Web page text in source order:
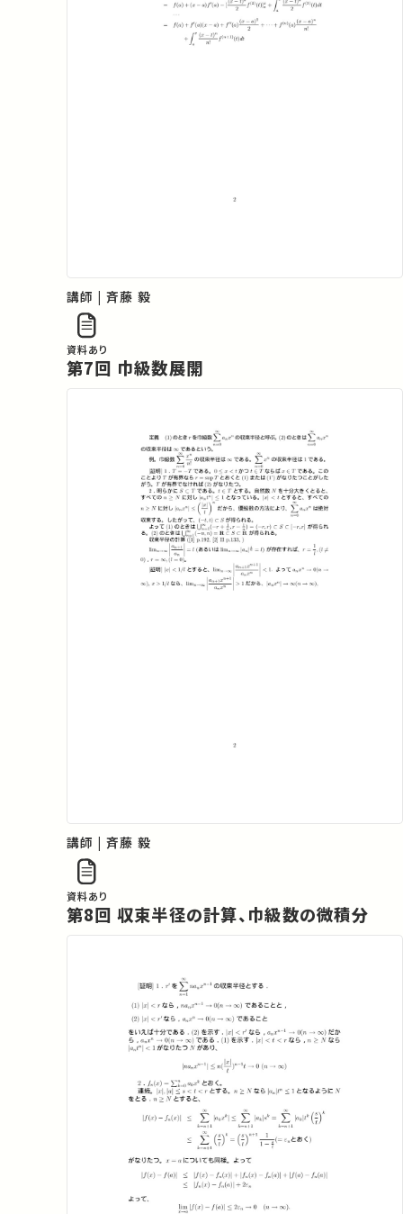
講師 | 斉藤 毅
資料あり
第7回 巾級数展開
講師 | 斉藤 毅
資料あり
第8回 収束半径の計算、巾級数の微積分